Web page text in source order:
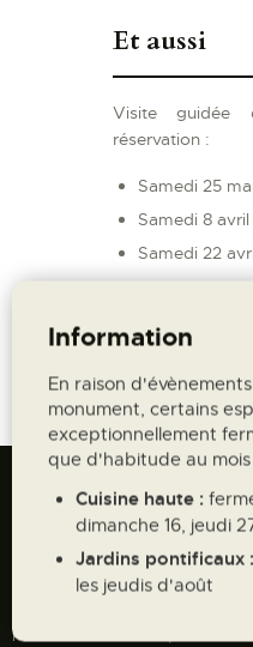
Et aussi
Visite guidée
réservation :
Samedi 25
Samedi 8 avril
Samedi 22
Avignon Tourisme
AVIGNON
Pour toute demande, contactez
Information
En raison
monument, certains
exceptionnellement
que d'habitude au
Cuisine haute :
dimanche 16, jeudi
Jardins pontificaux :
les jeudis d'août